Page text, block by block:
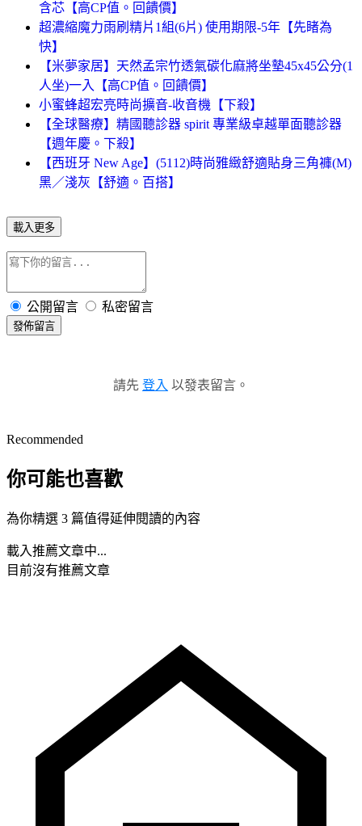
含芯【高CP值。回饋價】
超濃縮魔力雨刷精片1組(6片) 使用期限-5年【先睹為
快】
【米夢家居】天然孟宗竹透氣碳化麻將坐墊45x45公分(1
人坐)一入【高CP值。回饋價】
小蜜蜂超宏亮時尚擴音-收音機【下殺】
【全球醫療】精國聽診器 spirit 專業級卓越單面聽診器
【週年慶。下殺】
【西班牙 New Age】(5112)時尚雅緻舒適貼身三角褲(M)
黑／淺灰【舒適。百搭】
載入更多
公開留言 私密留言
發佈留言
請先 登入 以發表留言。
Recommended
你可能也喜歡
為你精選 3 篇值得延伸閱讀的內容
載入推薦文章中...
目前沒有推薦文章